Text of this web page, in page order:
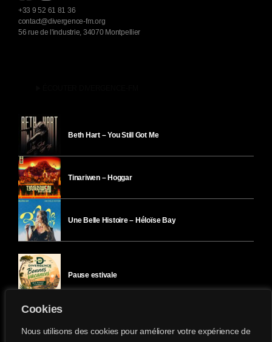
Cookies
Nous utilisons des cookies pour améliorer votre expérience de
+33 9 52 61 81 36
contact@divergence-fm.org
56 rue de l'industrie, 34070 Montpellier
Beth Hart – You Still Got Me
Tinariwen – Hoggar
Une Belle Histoire – Héloïse Bay
Pause estivale